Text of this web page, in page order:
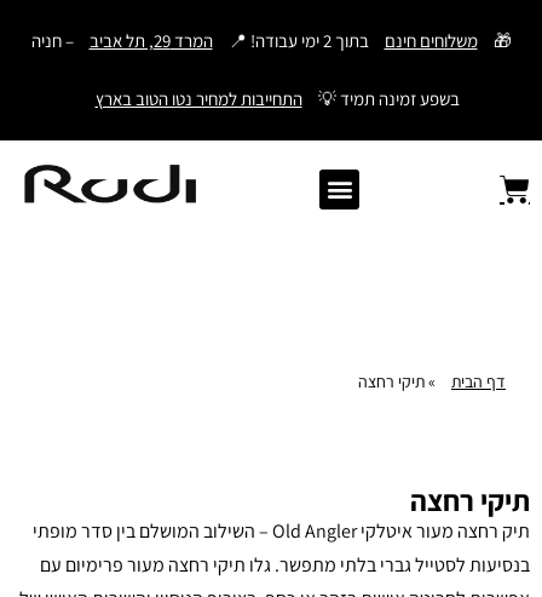
דילוג
🎁 משלוחים חינם בתוך 2 ימי עבודה! 📍 המרד 29, תל אביב – חניה
בשפע זמינה תמיד 💡 התחייבות למחיר נטו הטוב בארץ
דף הבית »תיקי רחצה
תיקי רחצה
תיק רחצה מעור איטלקי Old Angler – השילוב המושלם בין סדר מופתי
בנסיעות לסטייל גברי בלתי מתפשר. גלו תיקי רחצה מעור פרימיום עם